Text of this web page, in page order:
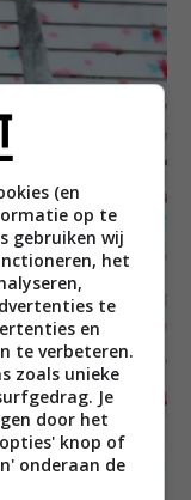
(en
op te
gebruiken wij
het
te
en
te verbeteren.
zoals unieke
Je
door het
knop of
onderaan de